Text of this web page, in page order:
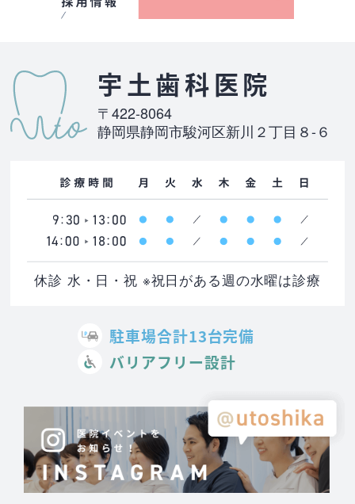
宇土歯科医院
〒422-8064
静岡県静岡市駿河区新川２丁目８-６
休診 水・日・祝 ※祝日がある週の水曜は診療
駐車場合計13台完備
バリアフリー設計